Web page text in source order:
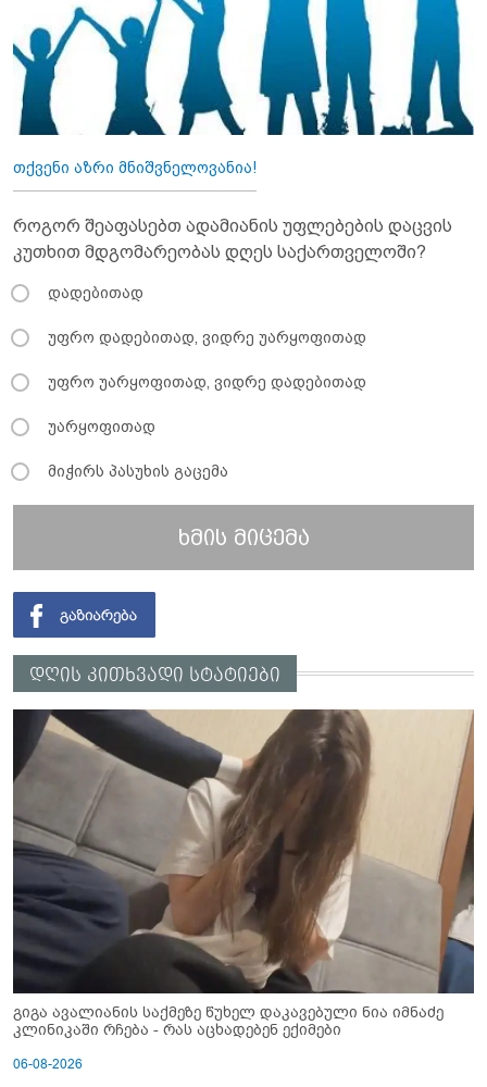
თქვენი აზრი მნიშვნელოვანია!
როგორ შეაფასებთ ადამიანის უფლებების დაცვის
კუთხით მდგომარეობას დღეს საქართველოში?
დადებითად
უფრო დადებითად, ვიდრე უარყოფითად
უფრო უარყოფითად, ვიდრე დადებითად
უარყოფითად
მიჭირს პასუხის გაცემა
ხმის მიცემა
დღის კითხვადი სტატიები
გიგა ავალიანის საქმეზე წუხელ დაკავებული ნია იმნაძე
კლინიკაში რჩება - რას აცხადებენ ექიმები
06-08-2026